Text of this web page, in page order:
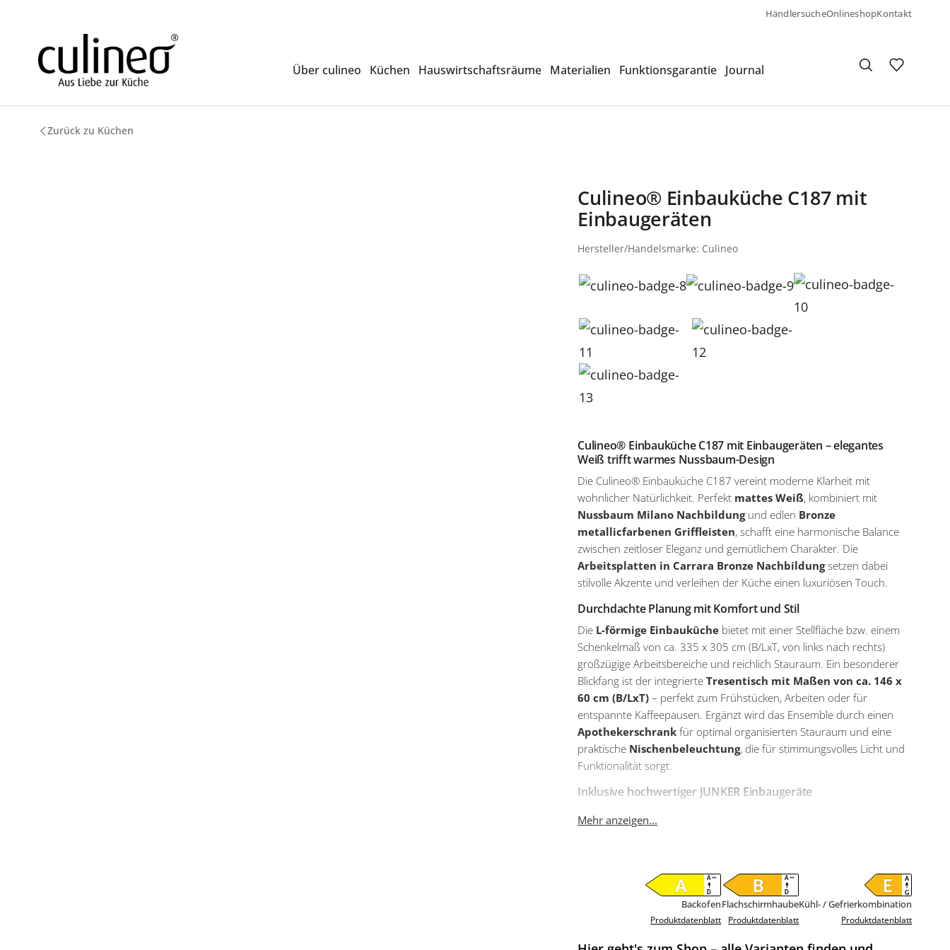
HändlersucheOnlineshopKontakt
Über culineo Küchen Hauswirtschaftsräume Materialien Funktionsgarantie Journal
Zurück zu Küchen
Culineo® Einbauküche C187 mit
Einbaugeräten
Hersteller/Handelsmarke: Culineo
Culineo® Einbauküche C187 mit Einbaugeräten – elegantes
Weiß trifft warmes Nussbaum-Design
Die Culineo® Einbauküche C187 vereint moderne Klarheit mit
wohnlicher Natürlichkeit. Perfekt mattes Weiß, kombiniert mit
Nussbaum Milano Nachbildungund edlen Bronze
metallicfarbenen Griffleisten, schafft eine harmonische Balance
zwischen zeitloser Eleganz und gemütlichem Charakter. Die
Arbeitsplatten in Carrara Bronze Nachbildungsetzen dabei
stilvolle Akzente und verleihen der Küche einen luxuriösen Touch.
Durchdachte Planung mit Komfort und Stil
Die L-förmige Einbauküche bietet mit einer Stellfläche bzw. einem
Schenkelmaß von ca. 335 x 305 cm (B/LxT, von links nach rechts)
großzügige Arbeitsbereiche und reichlich Stauraum. Ein besonderer
Blickfang ist der integrierteTresentisch mit Maßen von ca. 146 x
60 cm (B/LxT) – perfekt zum Frühstücken, Arbeiten oder für
entspannte Kaffeepausen. Ergänzt wird das Ensemble durch einen
Apothekerschrank für optimal organisierten Stauraum und eine
praktische Nischenbeleuchtung, die für stimmungsvolles Licht und
Funktionalität sorgt.
Inklusive hochwertiger JUNKER Einbaugeräte
Die Culineo® Einbauküche C187 ist mit modernen
Einbaugerätenausgestattet, die Qualität, Zuverlässigkeit und
Energieeffizienzklasse E (Spektrum A bis G). Der
JH1300061
arbeitet präzise und gleichmäßig in der Energieeffizienzklasse A
(Spektrum A+++ bis D) – ideal für köstliche Back- und Bratergebnisse.
Mehr anzeigen...
Backofen
Produktdatenblatt
Flachschirmhaube
Produktdatenblatt
Kühl- / Gefrierkombination
Produktdatenblatt